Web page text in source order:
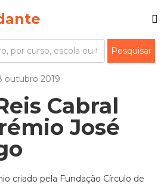
outubro 2019
Cabral
José
criado pela Fundação Círculo de